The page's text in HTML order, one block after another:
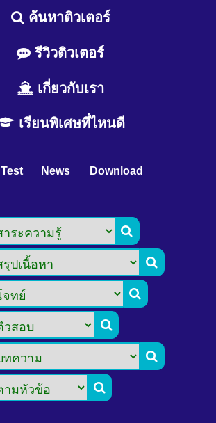
ค้นหาติวเตอร์
รีวิวติวเตอร์
เกี่ยวกับเรา
เรียนพิเศษที่ไหนดี
Test News Download





